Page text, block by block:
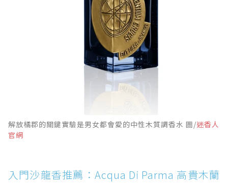
解放橘郡的關鍵實驗是男女都會愛的中性木質調香水 圖/迷香人
官網
入門沙龍香推薦：Acqua Di Parma 高貴木蘭